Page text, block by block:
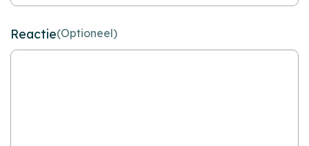
Reactie(Optioneel)